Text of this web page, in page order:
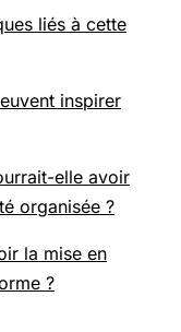
liés à cette
inspirer
elle avoir
organisée ?
la mise en
?